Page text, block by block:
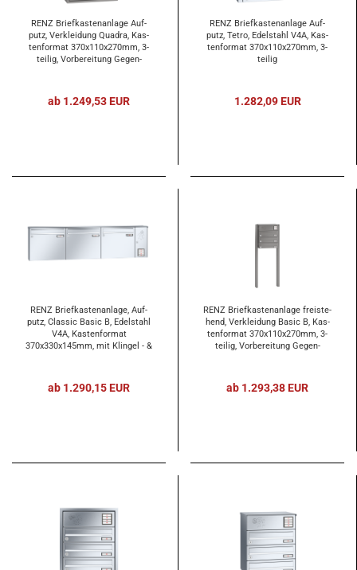
RENZ Brief­kas­ten­an­la­ge Auf­
putz, Ver­klei­dung Qua­dra, Kas­
ten­for­mat 370x110x270mm, 3-​
tei­lig, Vor­be­rei­tung Ge­gen­
ab 1.249,53 EUR
RENZ Brief­kas­ten­an­la­ge Auf­
putz, Tetro, Edel­stahl V4A, Kas­
ten­for­mat 370x110x270mm, 3-​
tei­lig
1.282,09 EUR
RENZ Brief­kas­ten­an­la­ge, Auf­
putz, Clas­sic Basic B, Edel­stahl
V4A, Kas­ten­for­mat
370x330x145mm, mit Klin­gel - &
Num­mer 10-​0-​35020
ab 1.290,15 EUR
RENZ Brief­kas­ten­an­la­ge frei­ste­
hend, Ver­klei­dung Basic B, Kas­
ten­for­mat 370x110x270mm, 3-​
tei­lig, Vor­be­rei­tung Ge­gen­
ab 1.293,38 EUR